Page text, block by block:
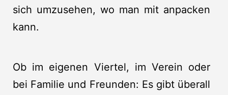
sich umzusehen, wo man mit anpacken
kann.
Ob im eigenen Viertel, im Verein oder
bei Familie und Freunden: Es gibt überall